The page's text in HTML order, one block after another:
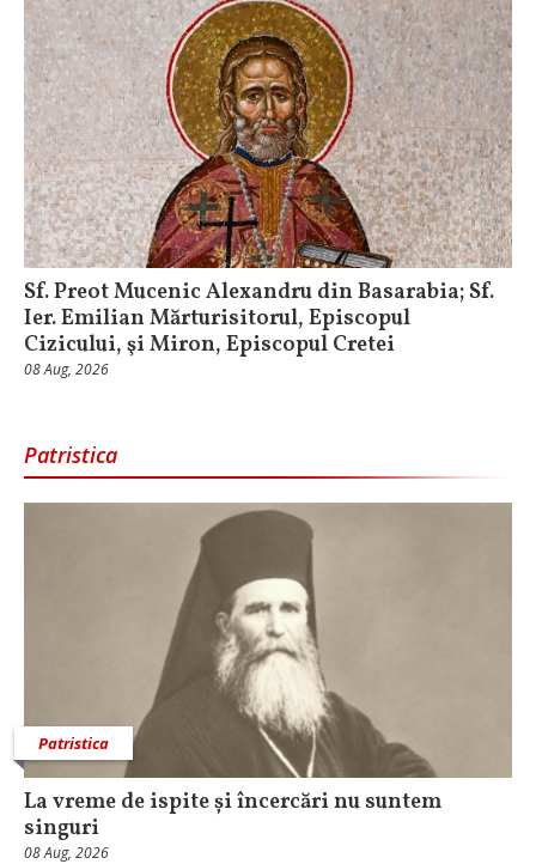
Sf. Preot Mucenic Alexandru din Basarabia; Sf.
Ier. Emilian Mărturisitorul, Episcopul
Cizicului, şi Miron, Episcopul Cretei
08 Aug, 2026
Patristica
Patristica
La vreme de ispite și încercări nu suntem
singuri
08 Aug, 2026